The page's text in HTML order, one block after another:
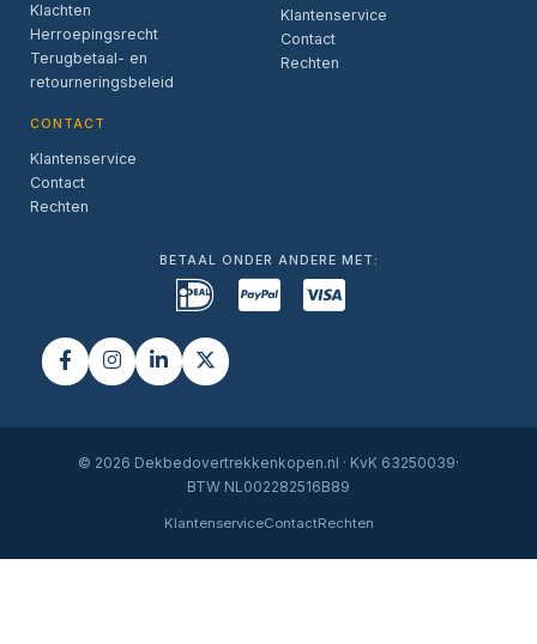
Klachten
Herroepingsrecht
Terugbetaal- en
retourneringsbeleid
CONTACT
Klantenservice
Contact
Rechten
Klantenservice
Contact
Rechten
BETAAL ONDER ANDERE MET:
© 2026 Dekbedovertrekkenkopen.nl · KvK 63250039·
BTW NL002282516B89
KlantenserviceContactRechten